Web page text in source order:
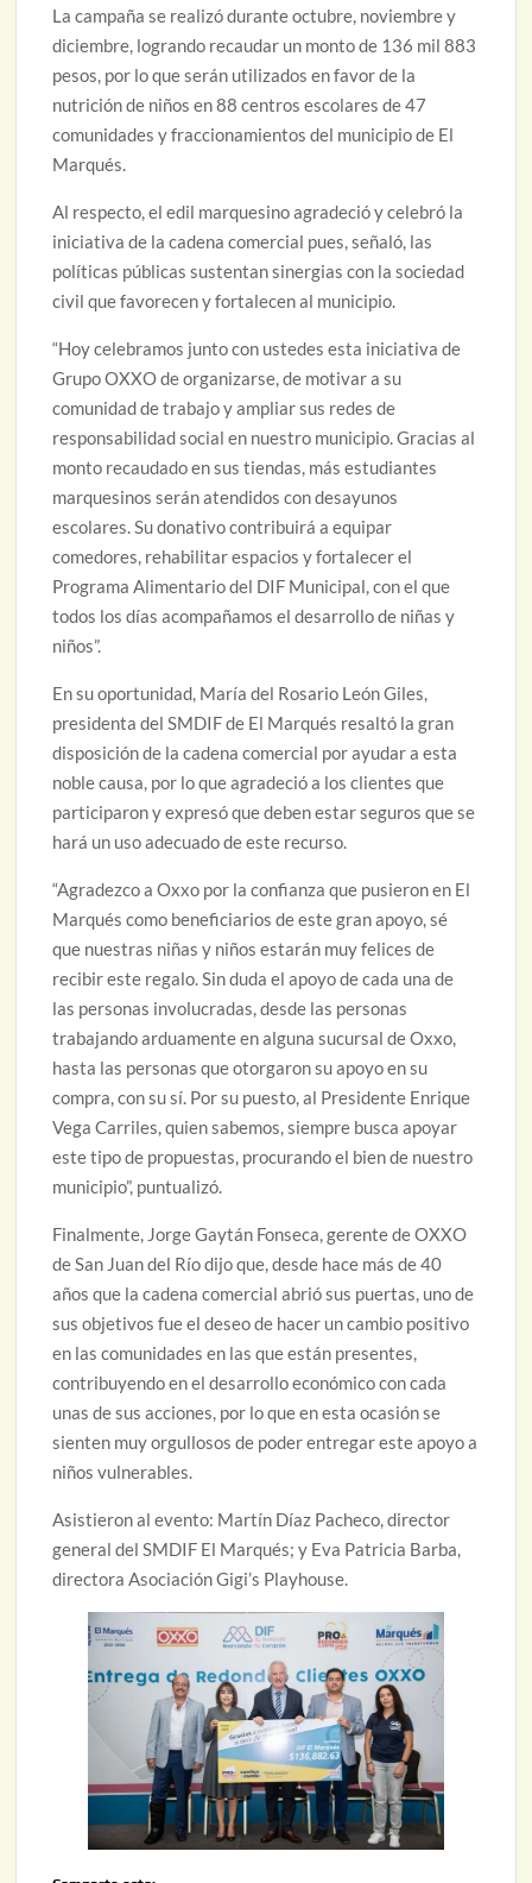
La campaña se realizó durante octubre, noviembre y
diciembre, logrando recaudar un monto de 136 mil 883
pesos, por lo que serán utilizados en favor de la
nutrición de niños en 88 centros escolares de 47
comunidades y fraccionamientos del municipio de El
Marqués.
Al respecto, el edil marquesino agradeció y celebró la
iniciativa de la cadena comercial pues, señaló, las
políticas públicas sustentan sinergias con la sociedad
civil que favorecen y fortalecen al municipio.
“Hoy celebramos junto con ustedes esta iniciativa de
Grupo OXXO de organizarse, de motivar a su
comunidad de trabajo y ampliar sus redes de
responsabilidad social en nuestro municipio. Gracias al
monto recaudado en sus tiendas, más estudiantes
marquesinos serán atendidos con desayunos
escolares. Su donativo contribuirá a equipar
comedores, rehabilitar espacios y fortalecer el
Programa Alimentario del DIF Municipal, con el que
todos los días acompañamos el desarrollo de niñas y
niños”.
En su oportunidad, María del Rosario León Giles,
presidenta del SMDIF de El Marqués resaltó la gran
disposición de la cadena comercial por ayudar a esta
noble causa, por lo que agradeció a los clientes que
participaron y expresó que deben estar seguros que se
hará un uso adecuado de este recurso.
“Agradezco a Oxxo por la confianza que pusieron en El
Marqués como beneficiarios de este gran apoyo, sé
que nuestras niñas y niños estarán muy felices de
recibir este regalo. Sin duda el apoyo de cada una de
las personas involucradas, desde las personas
trabajando arduamente en alguna sucursal de Oxxo,
hasta las personas que otorgaron su apoyo en su
compra, con su sí. Por su puesto, al Presidente Enrique
Vega Carriles, quien sabemos, siempre busca apoyar
este tipo de propuestas, procurando el bien de nuestro
municipio”, puntualizó.
Finalmente, Jorge Gaytán Fonseca, gerente de OXXO
de San Juan del Río dijo que, desde hace más de 40
años que la cadena comercial abrió sus puertas, uno de
sus objetivos fue el deseo de hacer un cambio positivo
en las comunidades en las que están presentes,
contribuyendo en el desarrollo económico con cada
unas de sus acciones, por lo que en esta ocasión se
sienten muy orgullosos de poder entregar este apoyo a
niños vulnerables.
Asistieron al evento: Martín Díaz Pacheco, director
general del SMDIF El Marqués; y Eva Patricia Barba,
directora Asociación Gigi’s Playhouse.